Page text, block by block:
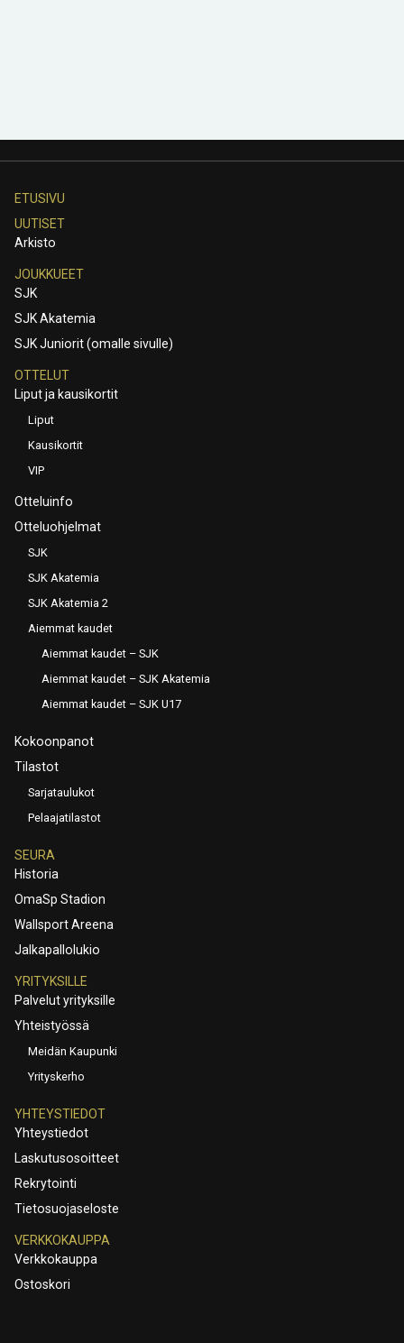
ETUSIVU
UUTISET
Arkisto
JOUKKUEET
SJK
SJK Akatemia
SJK Juniorit (omalle sivulle)
OTTELUT
Liput ja kausikortit
Liput
Kausikortit
VIP
Otteluinfo
Otteluohjelmat
SJK
SJK Akatemia
SJK Akatemia 2
Aiemmat kaudet
Aiemmat kaudet – SJK
Aiemmat kaudet – SJK Akatemia
Aiemmat kaudet – SJK U17
Kokoonpanot
Tilastot
Sarjataulukot
Pelaajatilastot
SEURA
Historia
OmaSp Stadion
Wallsport Areena
Jalkapallolukio
YRITYKSILLE
Palvelut yrityksille
Yhteistyössä
Meidän Kaupunki
Yrityskerho
YHTEYSTIEDOT
Yhteystiedot
Laskutusosoitteet
Rekrytointi
Tietosuojaseloste
VERKKOKAUPPA
Verkkokauppa
Ostoskori